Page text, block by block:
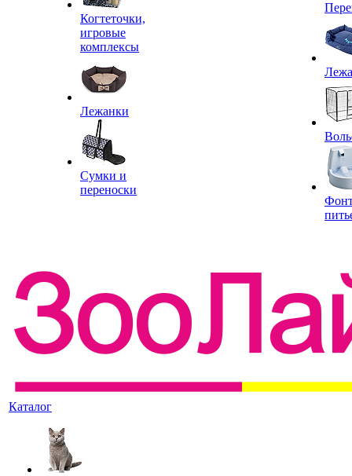
Когтеточки,
игровые
комплексы
Лежанки
Сумки и
переноски
Каталог